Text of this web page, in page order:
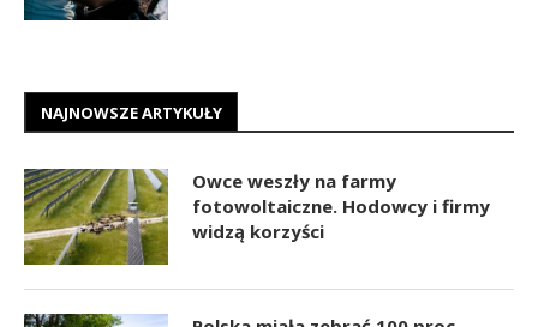
NAJNOWSZE ARTYKUŁY
Owce weszły na farmy
fotowoltaiczne. Hodowcy i firmy
widzą korzyści